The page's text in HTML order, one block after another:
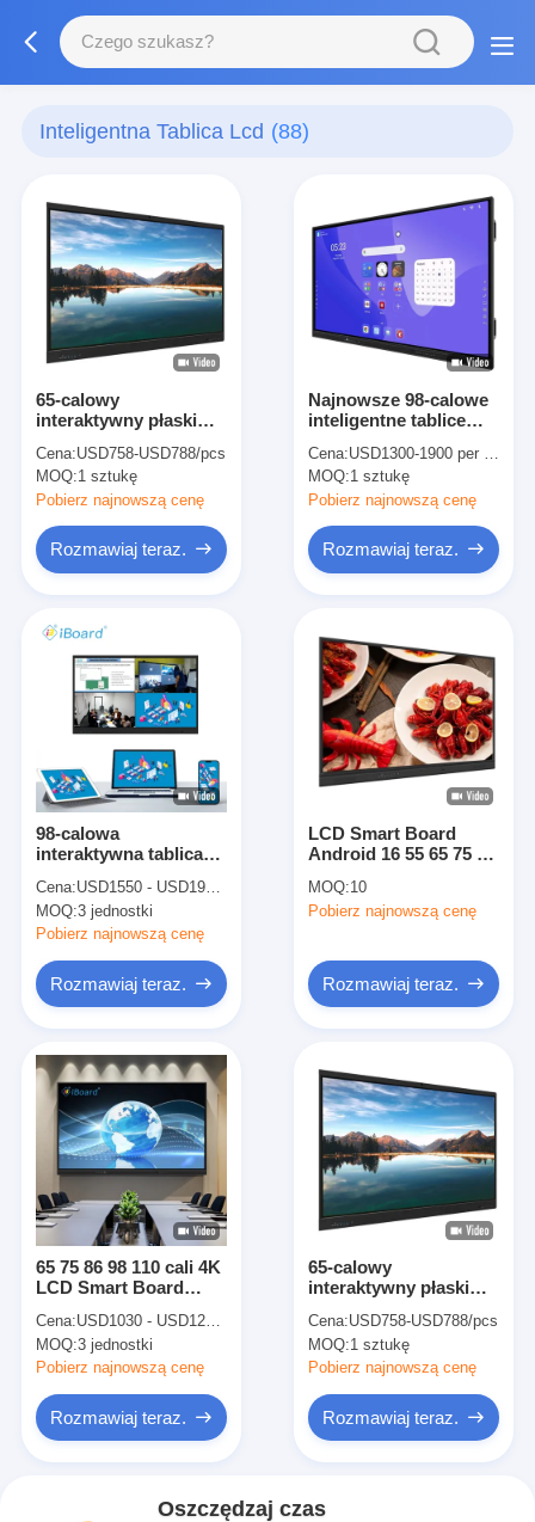
Inteligentna Tablica Lcd (88)
65-calowy
interaktywny płaski
dotyku interaktywny
panel dotykowy 4k
LCD cyfrowy
interaktywny
smartboard dla szkół
nauczania
Cena:USD758-USD788/pcs
MOQ:1 sztukę
Pobierz najnowszą cenę
Rozmawiaj teraz.
Najnowsze 98-calowe
inteligentne tablice
tablice cyfrowe dla
szkoły i miejsca pracy
Cena:USD1300-1900 per piece
MOQ:1 sztukę
Pobierz najnowszą cenę
Rozmawiaj teraz.
98-calowa
interaktywna tablica
Cena:USD1550 - USD1999 per unit
MOQ:3 jednostki
Pobierz najnowszą cenę
Rozmawiaj teraz.
LCD Smart Board
Android 16 55 65 75 86
dotykowych Monitor
ekranu telewizora
MOQ:10
Pobierz najnowszą cenę
Rozmawiaj teraz.
65 75 86 98 110 cali 4K
LCD Smart Board
Cena:USD1030 - USD1299 per unit
MOQ:3 jednostki
Pobierz najnowszą cenę
Rozmawiaj teraz.
65-calowy
interaktywny płaski
dotyku interaktywny
panel dotykowy 4k
LCD cyfrowy
smartboard dla szkół
nauczania
Cena:USD758-USD788/pcs
MOQ:1 sztukę
Pobierz najnowszą cenę
Rozmawiaj teraz.
Oszczędzaj czas